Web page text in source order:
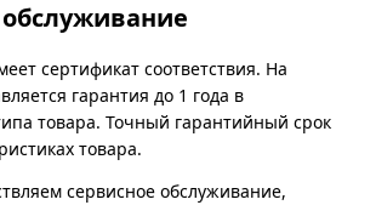
сертификат соответствия. На
гарантия до 1 года в
товара. Точный гарантийный срок
товара.
сервисное обслуживание,